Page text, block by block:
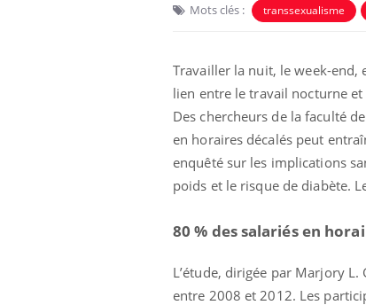
Mots clés : transsexualisme
Travailler la nuit, le week-end,
lien entre le travail nocturne et
Des chercheurs de la faculté
en horaires décalés peut
enquêté sur les implications
poids et le risque de diabète.
80 % des salariés en
L’étude, dirigée par Marjory L.
entre 2008 et 2012. Les